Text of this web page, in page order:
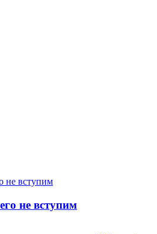
не вступим